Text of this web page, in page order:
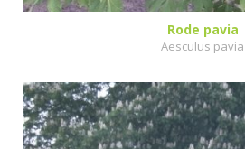
Rode pavia
Aesculus pavia